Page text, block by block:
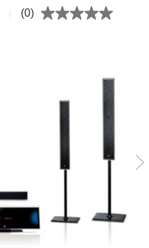
ب
م
ة
ن
ف
ر
ا
س
(0)